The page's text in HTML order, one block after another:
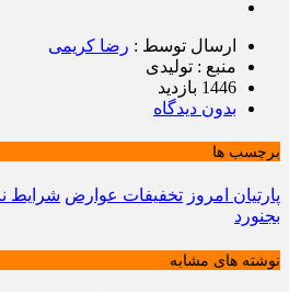
ارسال توسط : رضا کریمی
منبع : تولیدی
1446 بازدید
بدون دیدگاه
برچسب ها
پارتیان امروز تخفیفات عوارض شرایط
بجنورد
نوشته های مشابه